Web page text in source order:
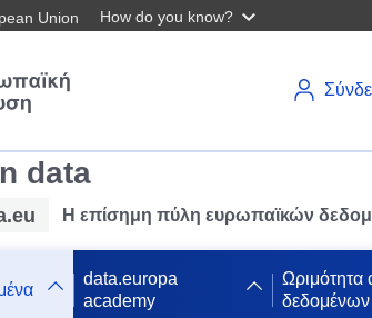
Union How do you know?
data
Η επίσημη πύλη ευρωπαϊκών
data.europa
academy
Ωριμότητα
δεδομένων